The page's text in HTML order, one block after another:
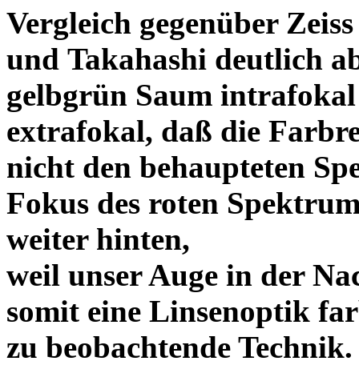
Vergleich gegenüber Zeiss
und Takahashi deutlich
gelbgrün Saum
extrafokal, daß die
nicht den behaupteten
Fokus des roten
weiter hinten,
weil unser Auge in der
somit eine Linsenoptik
zu beobachtende